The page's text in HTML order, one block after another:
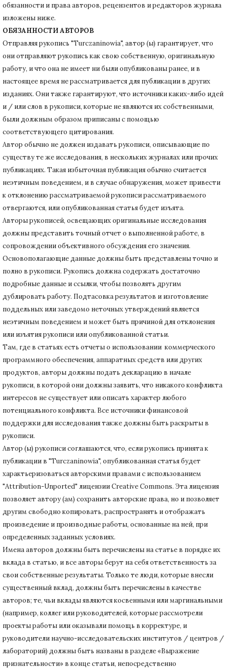
обязанности и права авторов, рецензентов и редакторов журнала
изложены ниже.
ОБЯЗАННОСТИ АВТОРОВ
Отправляя рукопись "Turczaninowia", автор (ы) гарантирует, что
они отправляют рукопись как свою собственную, оригинальную
работу, и что она не имеет ни были опубликованы ранее, и в
настоящее время не рассматривается для публикации в других
изданиях. Они также гарантируют, что источники каких-либо идей
и / или слов в рукописи, которые не являются их собственными,
были должным образом приписаны с помощью
соответствующего цитирования.
Автор обычно не должен издавать рукописи, описывающие по
существу те же исследования, в нескольких журналах или прочих
публикациях. Такая избыточная публикация обычно считается
неэтичным поведением, и в случае обнаружения, может привести
к отклонению рассматриваемой рукописи рассматриваемого
отвергаются, или опубликованная статья будет изъята.
Авторы рукописей, освещающих оригинальные исследования
должны представить точный отчет о выполненной работе, в
сопровождении объективного обсуждения его значения.
Основополагающие данные должны быть представлены точно и
полно в рукописи. Рукопись должна содержать достаточно
подробные данные и ссылки, чтобы позволять другим
дублировать работу. Подтасовка результатов и изготовление
поддельных или заведомо неточных утверждений является
неэтичным поведением и может быть причиной для отклонения
или изъятия рукописи или опубликованной статьи.
Там, где в статьях есть отчеты о использовании коммерческого
программного обеспечения, аппаратных средств или других
продуктов, авторы должны подать декларацию в начале
рукописи, в которой они должны заявить, что никакого конфликта
интересов не существует или описать характер любого
потенциального конфликта. Все источники финансовой
поддержки для исследования также должны быть раскрыты в
рукописи.
Автор (ы) рукописи соглашаются, что, если рукопись принята к
публикации в "Turczaninowia", опубликованная статья будет
характьеризоваться авторскими правами с использованием
"Attribution-Unported" лицензии Creative Commons. Эта лицензия
позволяет автору (ам) сохранить авторские права, но и позволяет
другим свободно копировать, распространять и отображать
произведение и производные работы, основанные на ней, при
определенных заданных условиях.
Имена авторов должны быть перечислены на статье в порядке их
вклада в статью, и все авторы берут на себя ответственность за
свои собственные результаты. Только те люди, которые внесли
существенный вклад, должны быть перечислены в качестве
авторов; те, чьи вклады являются косвенными или маргинальными
(например, коллег или руководителей, которые рассмотрели
проекты работы или оказывали помощь в корректуре, и
руководители научно-исследовательских институтов / центров /
лабораторий) должны быть названы в разделе «Выражение
признательности» в конце статьи, непосредственно